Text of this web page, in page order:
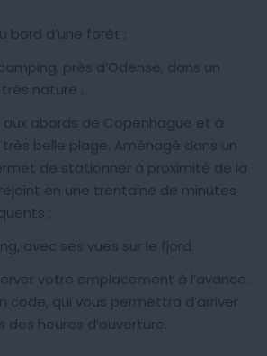
bord d’une forêt ;
près d’Odense, dans un
nature ;
abords de Copenhague et à
très belle plage. Aménagé dans un
de stationner à proximité de la
en une trentaine de minutes
;
avec ses vues sur le fjord.
votre emplacement à l’avance.
code, qui vous permettra d’arriver
heures d’ouverture.